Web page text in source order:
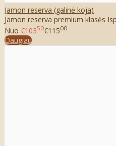
Jamon reserva (galinė koja)
Jamon reserva premium klasės
Nuo €10350€11500
Daugiau